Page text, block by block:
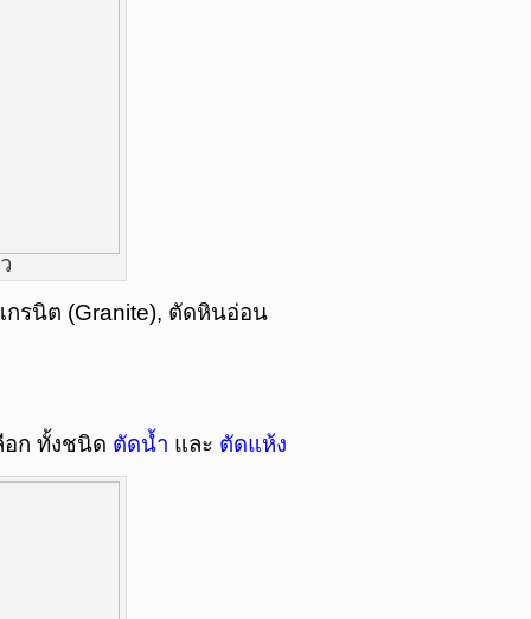
รนิต (Granite), ตัดหินอ่อน
อก ทั้งชนิด ตัดน้ำ และ ตัดแห้ง